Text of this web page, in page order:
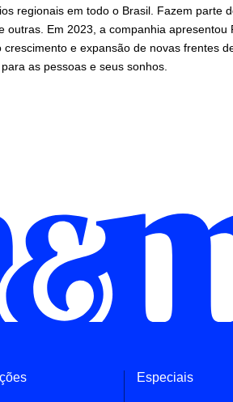
regionais em todo o Brasil. Fazem parte
Em 2023, a companhia
e expansão de novas frentes
as pessoas e seus sonhos.
Especiais